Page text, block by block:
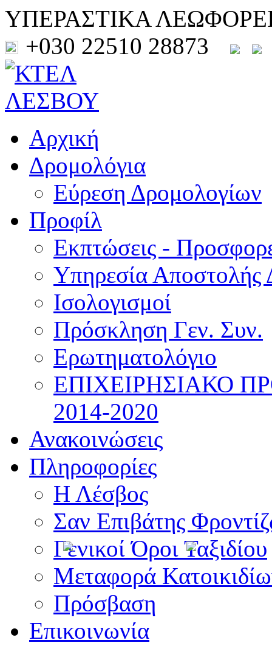
ΥΠΕΡΑΣΤΙΚΑ
+030 22510 28873
Αρχική
Δρομολόγια
Εύρεση Δρομολογίων
Προφίλ
Εκπτώσεις -
Υπηρεσία Αποστολής
Ισολογισμοί
Πρόσκληση Γεν. Συν.
Ερωτηματολόγιο
ΕΠΙΧΕΙΡΗΣΙΑΚΟ
2014-2020
Ανακοινώσεις
Πληροφορίες
Η Λέσβος
Σαν Επιβάτης
Γενικοί Όροι Ταξιδίου
Μεταφορά
Πρόσβαση
Επικοινωνία